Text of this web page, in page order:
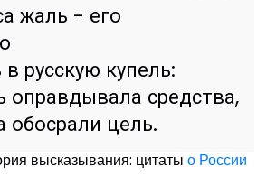
жаль - его
русскую купель:
оправдывала средства,
обосрали цель.
высказывания: цитатыо России